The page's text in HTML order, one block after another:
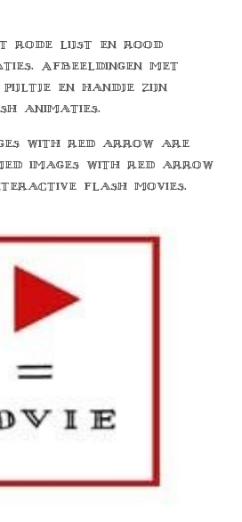
rode lijst en rood
Afbeeldingen met
en handje zijn
animaties.
with red arrow are
images with red arrow
flash movies.